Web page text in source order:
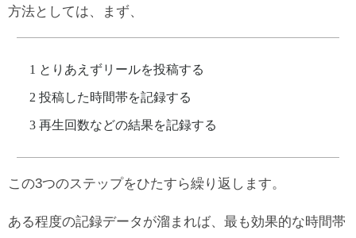
方法としては、まず、
とりあえずリールを投稿する
投稿した時間帯を記録する
再生回数などの結果を記録する
この3つのステップをひたすら繰り返します。
ある程度の記録データが溜まれば、最も効果的な時間帯